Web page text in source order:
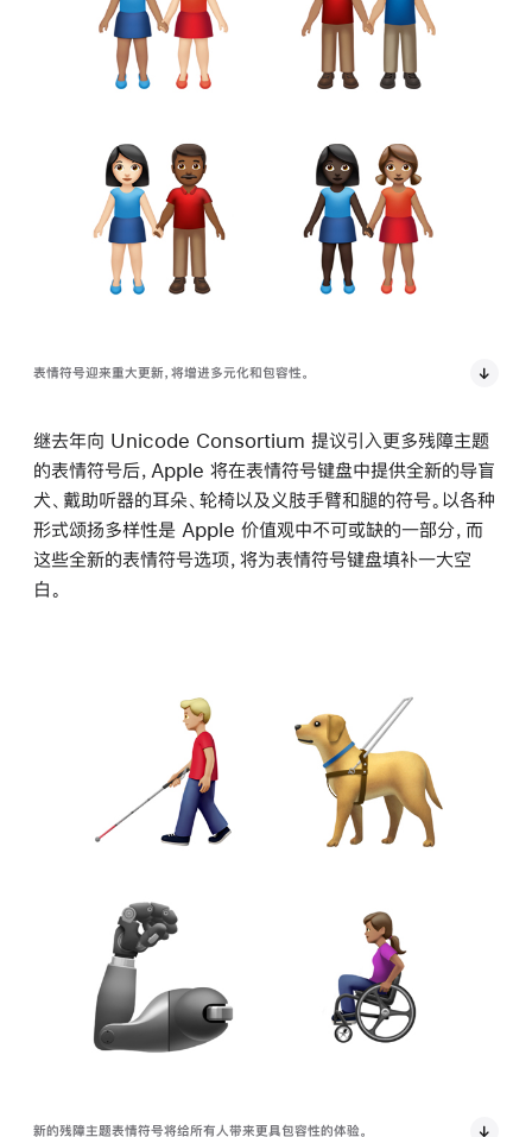
表情符号迎来重大更新，将增进多元化和包容性。
继去年向 Unicode Consortium 提议引入更多残障主题
的表情符号后，Apple 将在表情符号键盘中提供全新的导盲
犬、戴助听器的耳朵、轮椅以及义肢手臂和腿的符号。以各种
形式颂扬多样性是 Apple 价值观中不可或缺的一部分，而
这些全新的表情符号选项，将为表情符号键盘填补一大空
白。
新的残障主题表情符号将给所有人带来更具包容性的体验。